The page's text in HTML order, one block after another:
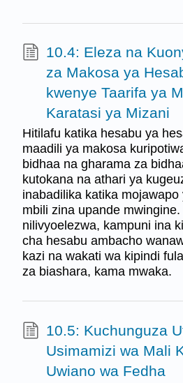
10.4: Eleza na
za Makosa ya
kwenye Taarifa ya
Karatasi ya Mizani
Hitilafu katika hesabu ya
maadili ya makosa
bidhaa na gharama za
kutokana na athari ya
inabadilika katika
mbili zina upande
nilivyoelezwa, kampuni ina
cha hesabu ambacho
kazi na wakati wa kipindi
za biashara, kama mwaka.
10.5: Kuchunguza
Usimamizi wa Mali
Uwiano wa Fedha